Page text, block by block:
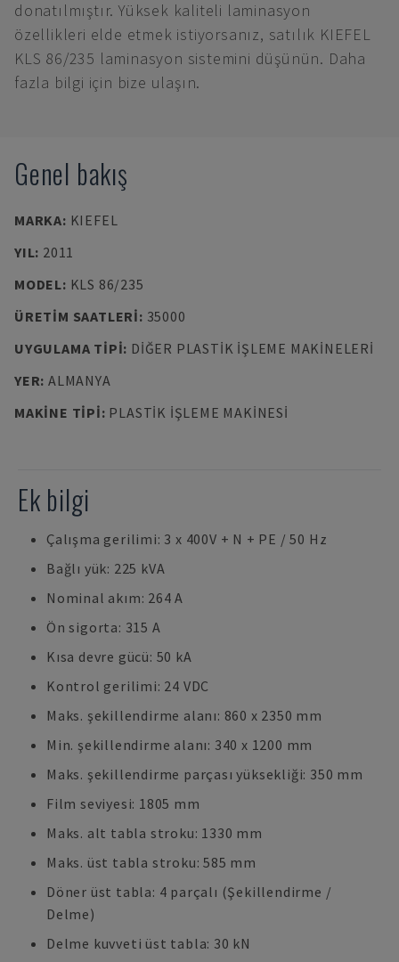
donatılmıştır. Yüksek kaliteli laminasyon
özellikleri elde etmek istiyorsanız, satılık KIEFEL
KLS 86/235 laminasyon sistemini düşünün. Daha
fazla bilgi için bize ulaşın.
Genel bakış
MARKA: KIEFEL
YIL: 2011
MODEL: KLS 86/235
ÜRETIM SAATLERI: 35000
UYGULAMA TIPI: DIĞER PLASTIK İŞLEME MAKINELERI
YER: ALMANYA
MAKINE TIPI: PLASTIK IŞLEME MAKINESI
Ek bilgi
Çalışma gerilimi: 3 x 400V + N + PE / 50 Hz
Bağlı yük: 225 kVA
Nominal akım: 264 A
Ön sigorta: 315 A
Kısa devre gücü: 50 kA
Kontrol gerilimi: 24 VDC
Maks. şekillendirme alanı: 860 x 2350 mm
Min. şekillendirme alanı: 340 x 1200 mm
Maks. şekillendirme parçası yüksekliği: 350 mm
Film seviyesi: 1805 mm
Maks. alt tabla stroku: 1330 mm
Maks. üst tabla stroku: 585 mm
Döner üst tabla: 4 parçalı (Şekillendirme /
Delme)
Delme kuvveti üst tabla: 30 kN